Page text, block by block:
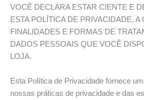
VOCÊ DECLARA ESTAR CIENTE E
ESTA POLÍTICA DE PRIVACIDADE,
FINALIDADES E FORMAS DE
DADOS PESSOAIS QUE VOCÊ
LOJA.
Esta Política de Privacidade fornece
nossas práticas de privacidade e das